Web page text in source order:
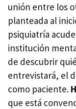
unión entre los
planteada al
psiquiatría
institución
de descubrir
entrevistará, el
como paciente.
que está